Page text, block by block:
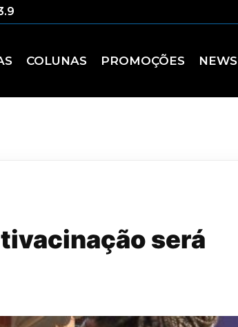
COLUNAS PROMOÇÕES NEWS
será